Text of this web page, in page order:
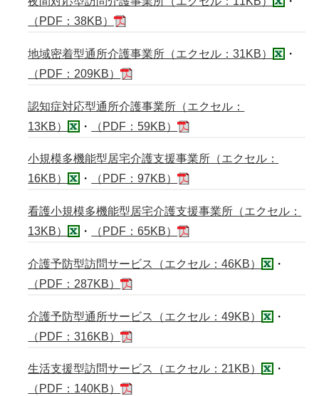
（PDF：38KB）
地域密着型通所介護事業所（エクセル：31KB）
・
（PDF：209KB）
認知症対応型通所介護事業所（エクセル：
13KB）
・ （PDF：59KB）
小規模多機能型居宅介護支援事業所（エクセル：
16KB）
・ （PDF：97KB）
看護小規模多機能型居宅介護支援事業所（エクセル：
13KB）
・ （PDF：65KB）
介護予防型訪問サービス（エクセル：46KB）
・
（PDF：287KB）
介護予防型通所サービス（エクセル：49KB）
・
（PDF：316KB）
生活支援型訪問サービス（エクセル：21KB）
・
（PDF：140KB）